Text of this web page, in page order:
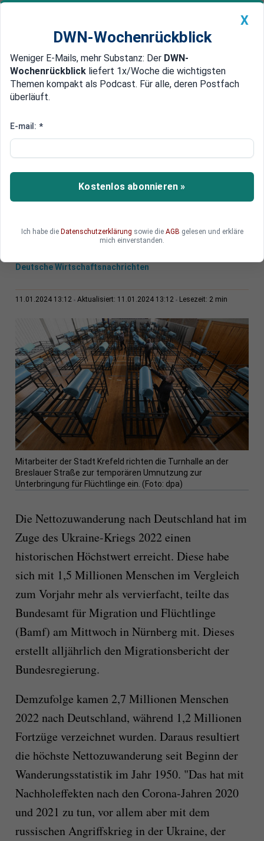
Newsticker MEIN DWN: Geldanlage Premium
Edelmetalle DWN-Magazin China
Migrationsbericht: 2022 höchste
Im vergangenen Jahr hat es einen rekordhohen
Zuzug nach Deutschland gegeben. Kanzler Olaf
Scholz zufolge könne das Land auf 90 Millionen
Deutsche Wirtschaftsnachrichten
11.01.2024 13:12 Aktualisiert: 11.01.2024 13:12 Lesezeit: 2 min
Mitarbeiter der Stadt Krefeld richten die Turnhalle an der
Breslauer Straße zur temporären Umnutzung zur
Unterbringung für Flüchtlinge ein. (Foto: dpa)
Die Nettozuwanderung nach Deutschland hat im
Zuge des Ukraine-Kriegs 2022 einen
historischen Höchstwert erreicht. Diese habe
sich mit 1,5 Millionen Menschen im Vergleich
zum Vorjahr mehr als vervierfacht, teilte das
Bundesamt für Migration und Flüchtlinge
(Bamf) am Mittwoch in Nürnberg mit. Dieses
erstellt alljährlich den Migrationsbericht der
Bundesregierung.
Demzufolge kamen 2,7 Millionen Menschen
2022 nach Deutschland, während 1,2 Millionen
Fortzüge verzeichnet wurden. Daraus resultiert
die höchste Nettozuwanderung seit Beginn der
Wanderungsstatistik im Jahr 1950. "Das hat mit
Nachholeffekten nach den Corona-Jahren 2020
und 2021 zu tun, vor allem aber mit dem
russischen Angriffskrieg in der Ukraine, der
X
DWN-Wochenrückblick
Weniger E-Mails, mehr Substanz: Der DWN-
Wochenrückblick liefert 1x/Woche die wichtigsten
Themen kompakt als Podcast. Für alle, deren Postfach
überläuft.
E-mail: *
Kostenlos abonnieren »
Ich habe die Datenschutzerklärung sowie die AGB gelesen und erkläre
mich einverstanden.